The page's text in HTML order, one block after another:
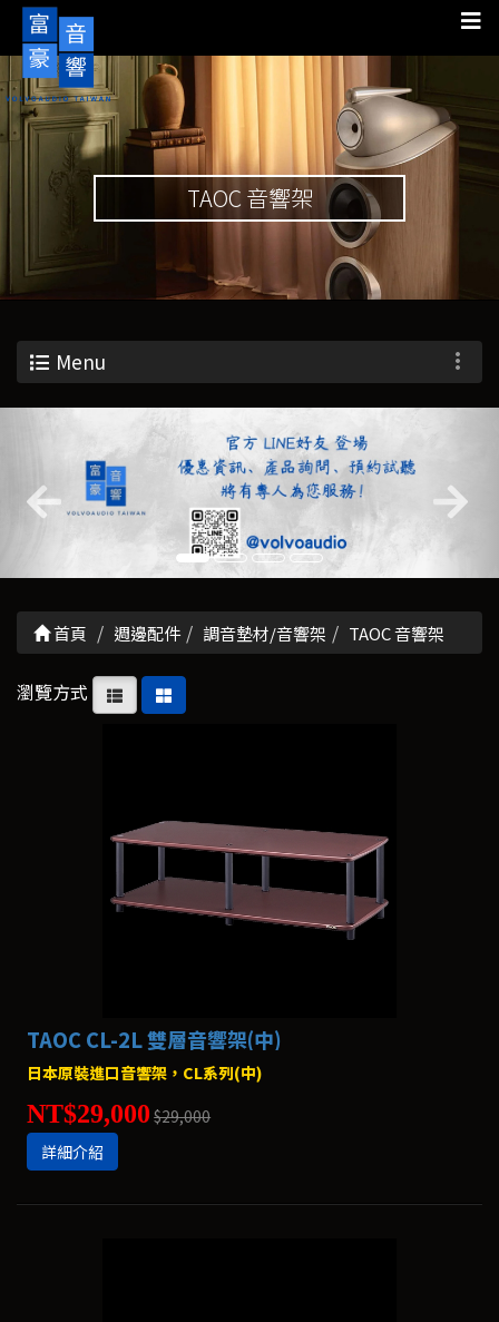
TAOC 音響架
Menu
首頁 週邊配件 調音墊材/音響架 TAOC 音響架
瀏覽方式
TAOC CL-2L 雙層音響架(中)
日本原裝進口音響架，CL系列(中)
NT$29,000 $29,000
詳細介紹